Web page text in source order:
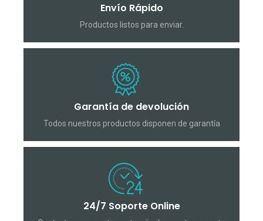
Envío Rápido
Productos listos para enviar.
Garantía de devolución
Todos nuestros productos disponen de garantía
24/7 Soporte Online